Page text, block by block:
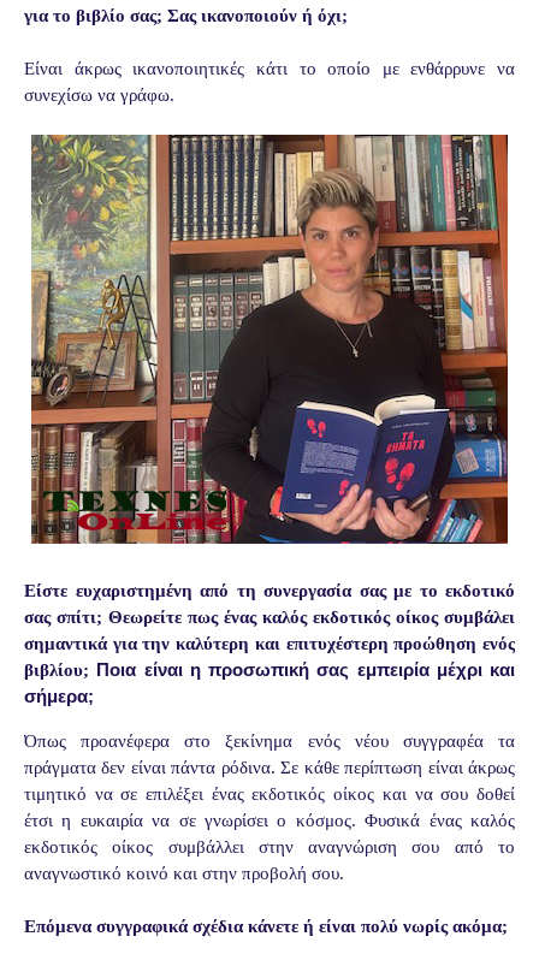
για το βιβλίο σας; Σας ικανοποιούν ή όχι;
Είναι άκρως ικανοποιητικές κάτι το οποίο με ενθάρρυνε να
συνεχίσω να γράφω.
Είστε ευχαριστημένη από τη συνεργασία σας με το εκδοτικό
σας σπίτι; Θεωρείτε πως ένας καλός εκδοτικός οίκος συμβάλει
σημαντικά για την καλύτερη και επιτυχέστερη προώθηση ενός
βιβλίου; Ποια είναι η προσωπική σας εμπειρία μέχρι και
σήμερα;
Όπως προανέφερα στο ξεκίνημα ενός νέου συγγραφέα τα
πράγματα δεν είναι πάντα ρόδινα. Σε κάθε περίπτωση είναι άκρως
τιμητικό να σε επιλέξει ένας εκδοτικός οίκος και να σου δοθεί
έτσι η ευκαιρία να σε γνωρίσει ο κόσμος. Φυσικά ένας καλός
εκδοτικός οίκος συμβάλλει στην αναγνώριση σου από το
αναγνωστικό κοινό και στην προβολή σου.
Επόμενα συγγραφικά σχέδια κάνετε ή είναι πολύ νωρίς ακόμα;